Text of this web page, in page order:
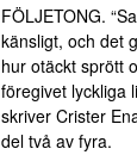
FÖLJETONG.
känsligt, och det
hur otäckt sprött
föregivet lyckliga
skriver Crister
del två av fyra.